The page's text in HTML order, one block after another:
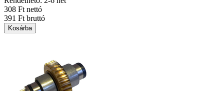
308 Ft nettó
391 Ft bruttó
Kosárba